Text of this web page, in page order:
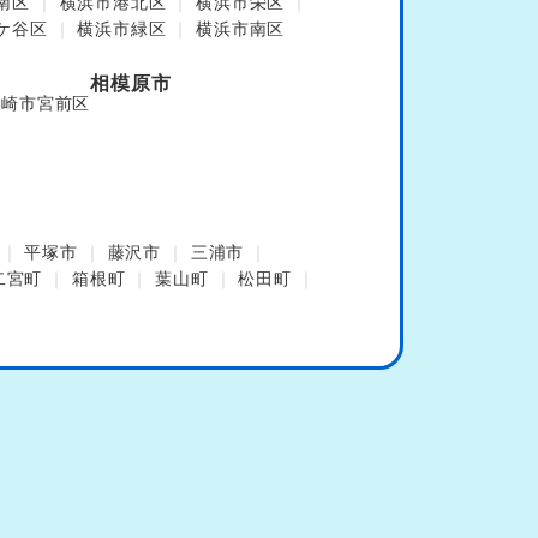
谷区
横浜市緑区 横浜市南区
市宮前区
相模原市
平塚市 藤沢市
三浦市
宮町
箱根町 葉山町 松田町